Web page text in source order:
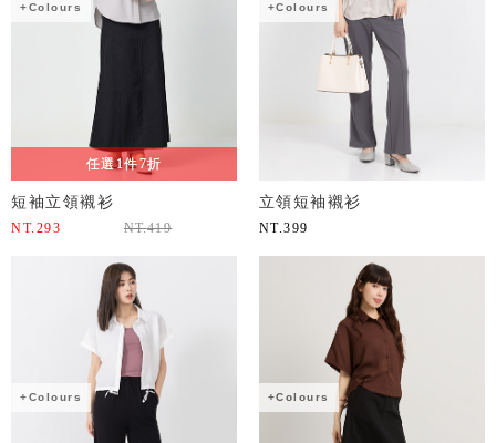
+Colours
任選1件7折
短袖立領襯衫
NT. 293 NT.419
+Colours
立領短袖襯衫
NT. 399
+Colours +Colours